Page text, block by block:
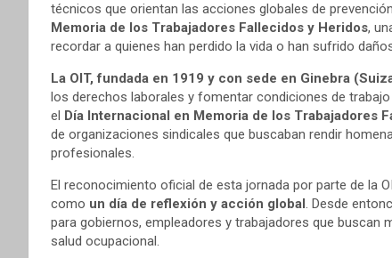
técnicos que orientan las acciones globales de
Memoria de los Trabajadores Fallecidos y Heridos,
recordar a quienes han perdido la vida o han sufrido
La OIT, fundada en 1919 y con sede en Ginebra
los derechos laborales y fomentar condiciones de
el Día Internacional en Memoria de los Trabajadores
de organizaciones sindicales que buscaban rendir
profesionales.
El reconocimiento oficial de esta jornada por parte de la
como un día de reflexión y acción global. Desde
para gobiernos, empleadores y trabajadores que buscan
salud ocupacional.